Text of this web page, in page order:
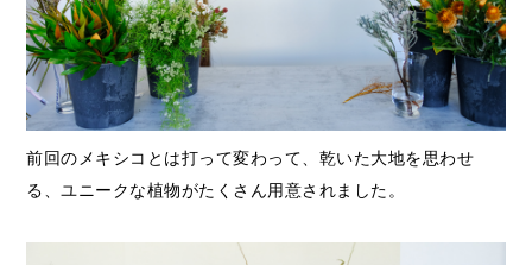
前回のメキシコとは打って変わって、乾いた大地を思わせ
る、ユニークな植物がたくさん用意されました。